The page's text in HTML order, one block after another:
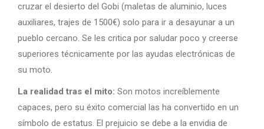
cruzar el desierto del Gobi (maletas de aluminio, luces
auxiliares, trajes de 1500€) solo para ir a desayunar a un
pueblo cercano. Se les critica por saludar poco y creerse
superiores técnicamente por las ayudas electrónicas de
su moto.
La realidad tras el mito: Son motos increíblemente
capaces, pero su éxito comercial las ha convertido en un
símbolo de estatus. El prejuicio se debe a la envidia de